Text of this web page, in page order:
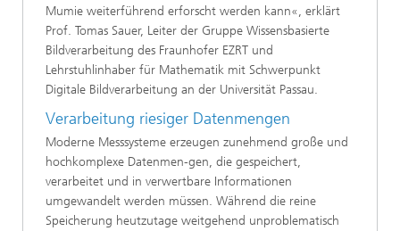
Mumie weiterführend erforscht werden kann«, erklärt
Prof. Tomas Sauer, Leiter der Gruppe Wissensbasierte
Bildverarbeitung des Fraunhofer EZRT und
Lehrstuhlinhaber für Mathematik mit Schwerpunkt
Digitale Bildverarbeitung an der Universität Passau.
Verarbeitung riesiger Datenmengen
Moderne Messsysteme erzeugen zunehmend große und
hochkomplexe Datenmen-gen, die gespeichert,
verarbeitet und in verwertbare Informationen
umgewandelt werden müssen. Während die reine
Speicherung heutzutage weitgehend unproblematisch